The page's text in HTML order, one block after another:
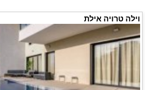
וילה טרויה אילת